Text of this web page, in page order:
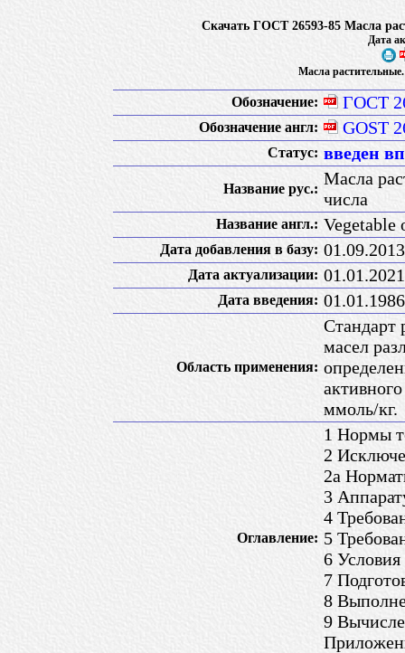
Скачать ГОСТ 26593-85 Масла
Дата
Масла
Обозначение: ГОСТ
Обозначение англ: GOST
Статус: введен
Название рус.:
Масла
числа
Название англ.: Vegetable
Дата добавления в базу: 01.09.2013
Дата актуализации: 01.01.2021
Дата введения: 01.01.1986
Область применения:
Стандарт
масел
ммоль/кг.
Оглавление:
1 Нормы
2
2а
3
4
5
6
7
8
9